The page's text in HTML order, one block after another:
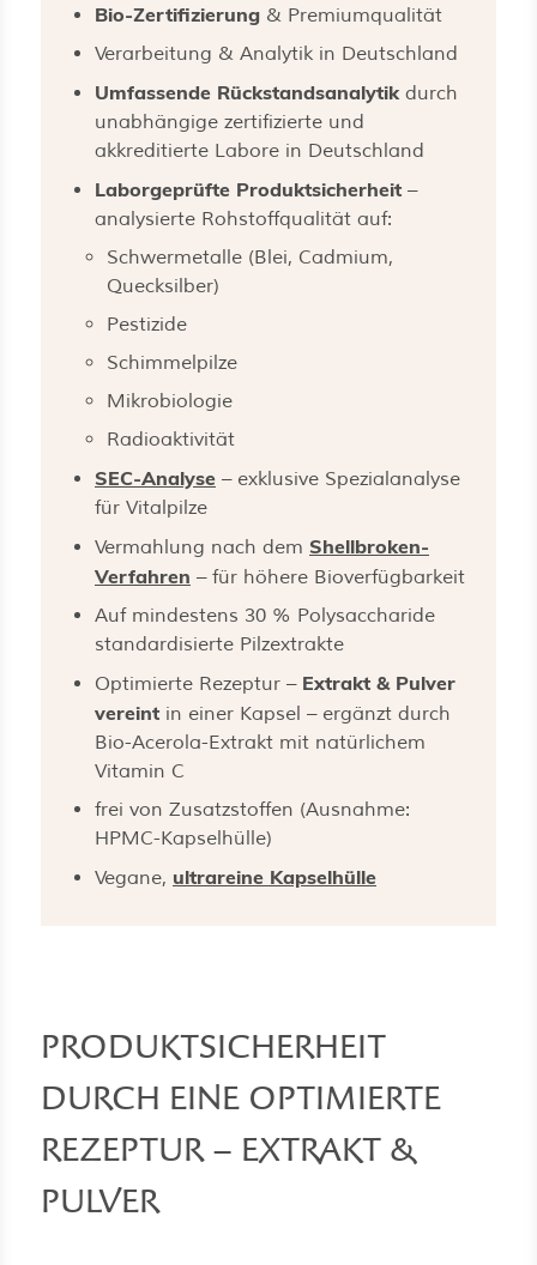
Bio-Zertifizierung & Premiumqualität
Verarbeitung & Analytik in Deutschland
Umfassende Rückstandsanalytikdurch
unabhängige zertifizierte und
akkreditierte Labore in Deutschland
Laborgeprüfte Produktsicherheit –
analysierte Rohstoffqualität auf:
Schwermetalle (Blei, Cadmium,
Quecksilber)
Pestizide
Schimmelpilze
Mikrobiologie
Radioaktivität
SEC-Analyse – exklusive Spezialanalyse
für Vitalpilze
Vermahlung nach dem Shellbroken-
Verfahren – für höhere Bioverfügbarkeit
Auf mindestens 30 % Polysaccharide
standardisierte Pilzextrakte
Optimierte Rezeptur – Extrakt & Pulver
vereint in einer Kapsel – ergänzt durch
Bio-Acerola-Extrakt mit natürlichem
Vitamin C
frei von Zusatzstoffen (Ausnahme:
HPMC-Kapselhülle)
Vegane, ultrareine Kapselhülle
PRODUKTSICHERHEIT
DURCH EINE OPTIMIERTE
REZEPTUR – EXTRAKT &
PULVER